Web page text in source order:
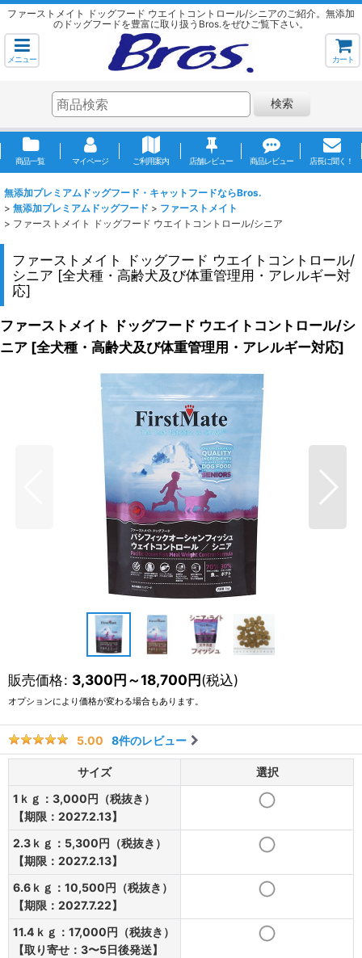
ファーストメイト ドッグフード ウエイトコントロール/シニアのご紹介。無添加
のドッグフードを豊富に取り扱うBros.をぜひご覧下さい。
メニュー カート
検索
商品一覧 マイページ ご利用案内 店舗レビュー 商品レビュー 店長に聞く！
無添加プレミアムドッグフード・キャットフードならBros.
> 無添加プレミアムドッグフード > ファーストメイト
> ファーストメイト ドッグフード ウエイトコントロール/シニア
ファーストメイト ドッグフード ウエイトコントロール/
シニア [全犬種・高齢犬及び体重管理用・アレルギー対
応]
ファーストメイト ドッグフード ウエイトコントロール/シ
ニア [全犬種・高齢犬及び体重管理用・アレルギー対応]
販売価格: 3,300円～18,700円(税込)
オプションにより価格が変わる場合もあります。
5.00 8件のレビュー
サイズ
選択
1ｋｇ：3,000円（税抜き）
【期限：2027.2.13】
2.3ｋｇ：5,300円（税抜き）
【期限：2027.2.13】
6.6ｋｇ：10,500円（税抜き）
【期限：2027.7.22】
11.4ｋｇ：17,000円（税抜き）
【取り寄せ：3〜5日後発送】